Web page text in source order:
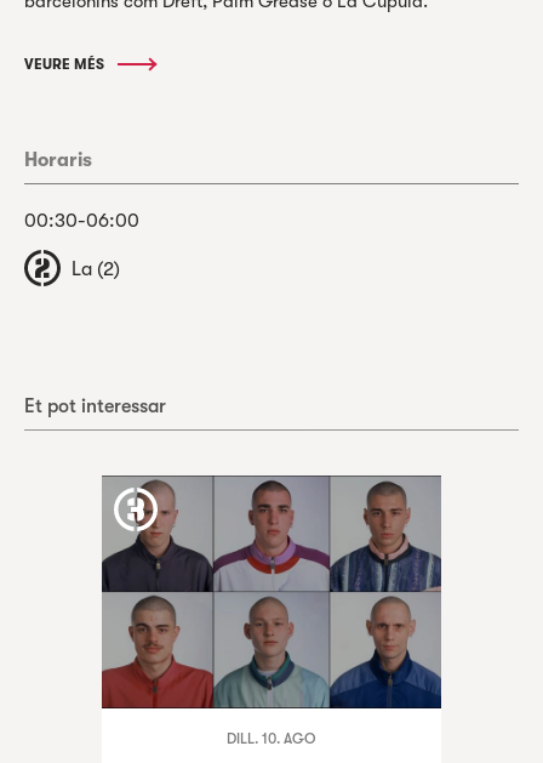
VEURE MÉS
Horaris
00:30-06:00
La (2)
Et pot interessar
DILL. 10. AGO